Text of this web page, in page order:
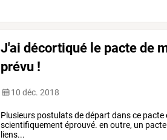
J'ai décortiqué le pacte de
prévu !
10 déc. 2018
Plusieurs postulats de départ dans ce
scientifiquement éprouvé. en outre, un
liens...